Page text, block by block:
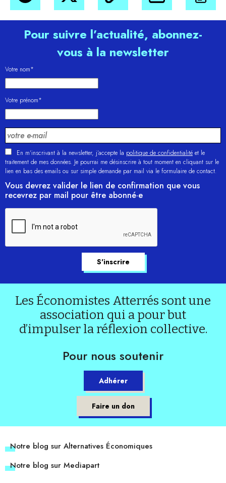
Pour suivre l’actualité, abonnez-
vous à la newsletter
Votre nom*
Votre prénom*
En m'inscrivant à la newsletter, j’accepte la politique de confidentialité et le
traitement de mes données. Je pourrai me désinscrire à tout moment en cliquant sur le
lien en bas des emails ou sur simple demande par mail via le formulaire de contact.
Vous devrez valider le lien de confirmation que vous
recevrez par mail pour être abonné·e
Les Économistes Atterrés sont une
association qui a pour but
d’impulser la réflexion collective.
Pour nous soutenir
Adhérer
Faire un don
Notre blog sur Alternatives Économiques
Notre blog sur Mediapart